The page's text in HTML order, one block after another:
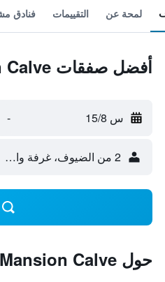
لمحة عن التقييمات فنادق
أفضل صفقات Dune Mansion Calve
س 15/8 -
2 من الضيوف، غرفة واحدة
حول Dune Mansion Calve